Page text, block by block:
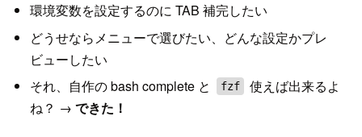
環境変数を設定するのに TAB 補完したい
どうせならメニューで選びたい、どんな設定かプレ
ビューしたい
それ、自作の bash complete と
fzf
使えば出来るよ
ね？ → できた！